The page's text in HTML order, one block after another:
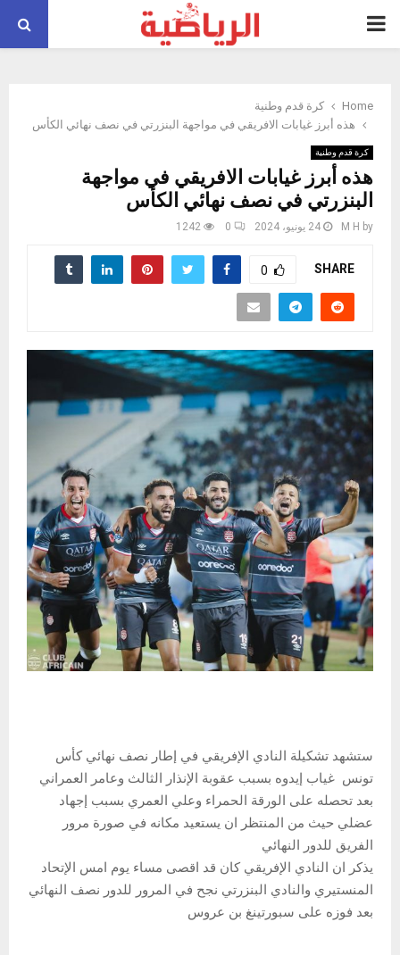
PRIMARY
Home
كرة قدم وطنية
هذه أبرز غيابات الافريقي في مواجهة البنزرتي في نصف نهائي الكأس
كرة قدم وطنية
هذه أبرز غيابات الافريقي في مواجهة
البنزرتي في نصف نهائي الكأس
by
M H 24 يونيو، 2024 0
1242
SHARE
0
ستشهد تشكيلة النادي الإفريقي في إطار نصف نهائي كأس
تونس غياب إيدوه بسبب عقوبة الإنذار الثالث وعامر العمراني
بعد تحصله على الورقة الحمراء وعلي العمري بسبب إجهاد
عضلي حيث من المنتظر ان يستعيد مكانه في صورة مرور
الفريق للدور النهائي
يذكر ان النادي الإفريقي كان قد اقصى مساء يوم امس الإتحاد
المنستيري والنادي البنزرتي نجح في المرور للدور نصف النهائي
بعد فوزه على سبورتينغ بن عروس